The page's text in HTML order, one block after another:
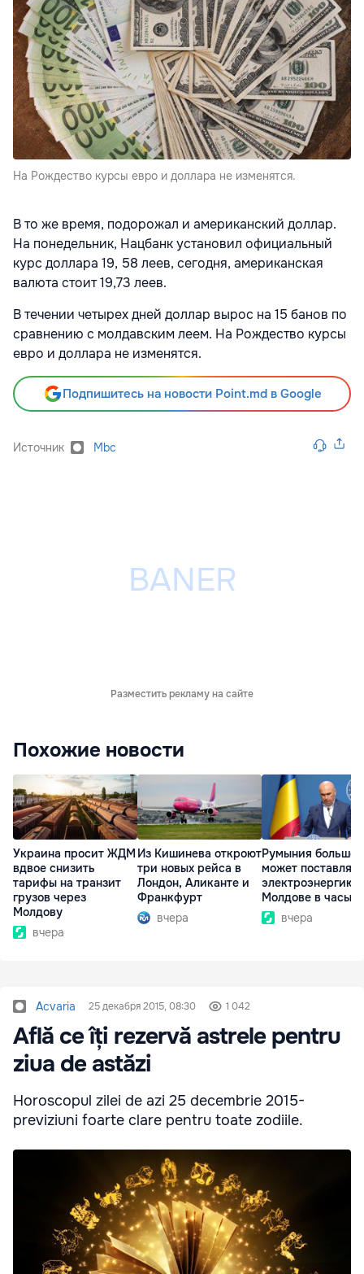
На Рождество курсы евро и доллара не изменятся.
В то же время, подорожал и американский доллар.
На понедельник, Нацбанк установил официальный
курс доллара 19, 58 леев, сегодня, американская
валюта стоит 19,73 леев.
В течении четырех дней доллар вырос на 15 банов по
сравнению с молдавским леем. На Рождество курсы
евро и доллара не изменятся.
Подпишитесь на новости Point.md в Google
Источник Mbc
Разместить рекламу на сайте
Похожие новости
Украина просит ЖДМ
вдвое снизить
тарифы на транзит
грузов через
Молдову
вчера
Из Кишинева откроют
три новых рейса в
Лондон, Аликанте и
Франкфурт
вчера
Румыния больше
может поставлять
электроэнергию
Молдове в часы
вчера
Acvaria 25 декабря 2015, 08:30 1 042
Află ce îți rezervă astrele pentru
ziua de astăzi
Horoscopul zilei de azi 25 decembrie 2015-
previziuni foarte clare pentru toate zodiile.